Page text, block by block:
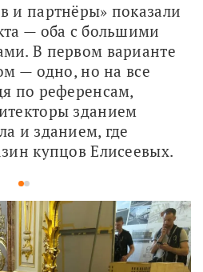
и партнёры» показали
— оба с большими
В первом варианте
— одно, но на все
по референсам,
зданием
и зданием, где
купцов Елисеевых.
12